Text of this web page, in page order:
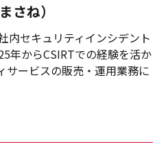
ね）
内セキュリティインシデント
年からCSIRTでの経験を活か
サービスの販売・運用業務に